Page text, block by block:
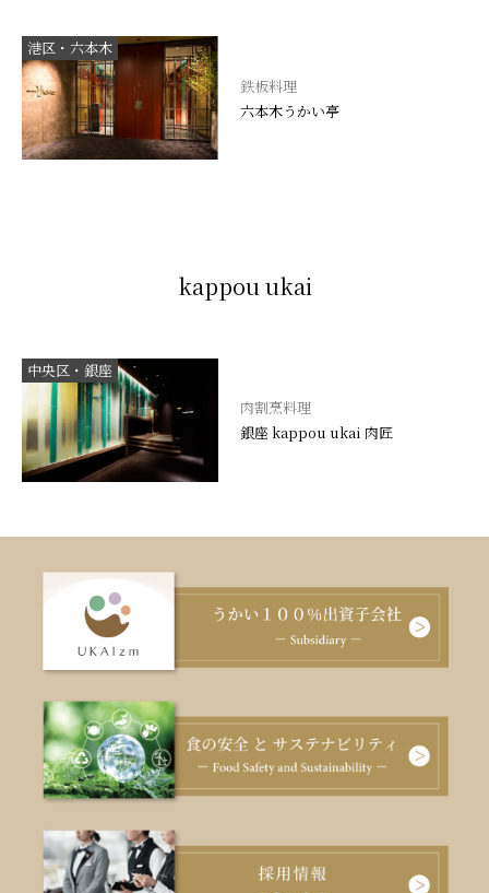
港区・六本木
鉄板料理
六本木うかい亭
kappou ukai
中央区・銀座
肉割烹料理
銀座 kappou ukai 肉匠